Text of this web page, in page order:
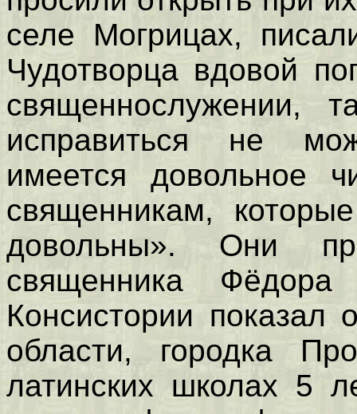
селе Могрицах,
Чудотворца вдовой
священнослужении,
исправиться не
имеется довольное
священникам,
довольны». Они
священника
Консистории показал
области, городка
латинских школах 5